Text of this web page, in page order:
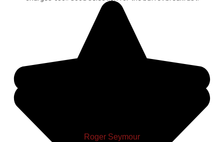
Roger Seymour